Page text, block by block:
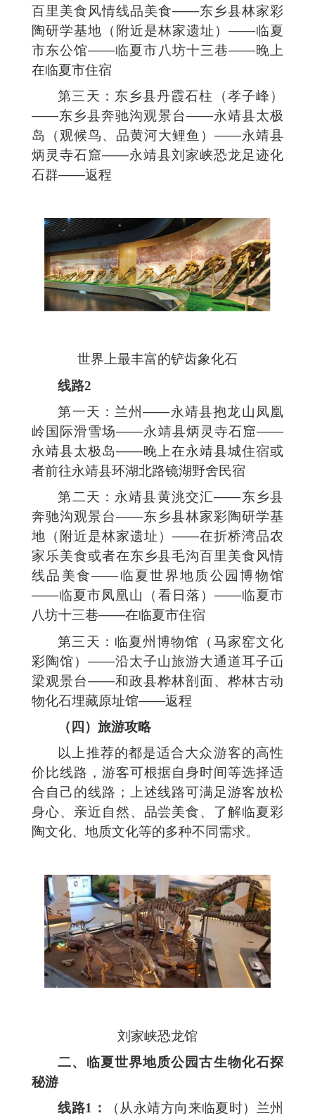
百里美食风情线品美食——东乡县林家彩
陶研学基地（附近是林家遗址）——临夏
市东公馆——临夏市八坊十三巷——晚上
在临夏市住宿
第三天：东乡县丹霞石柱（孝子峰）
——东乡县奔驰沟观景台——永靖县太极
岛（观候鸟、品黄河大鲤鱼）——永靖县
炳灵寺石窟——永靖县刘家峡恐龙足迹化
石群——返程
世界上最丰富的铲齿象化石
线路2
第一天：兰州——永靖县抱龙山凤凰
岭国际滑雪场——永靖县炳灵寺石窟——
永靖县太极岛——晚上在永靖县城住宿或
者前往永靖县环湖北路镜湖野舍民宿
第二天：永靖县黄洮交汇——东乡县
奔驰沟观景台——东乡县林家彩陶研学基
地（附近是林家遗址）——在折桥湾品农
家乐美食或者在东乡县毛沟百里美食风情
线品美食——临夏世界地质公园博物馆
——临夏市凤凰山（看日落）——临夏市
八坊十三巷——在临夏市住宿
第三天：临夏州博物馆（马家窑文化
彩陶馆）——沿太子山旅游大通道耳子屲
梁观景台——和政县桦林剖面、桦林古动
物化石埋藏原址馆——返程
（四）旅游攻略
以上推荐的都是适合大众游客的高性
价比线路，游客可根据自身时间等选择适
合自己的线路；上述线路可满足游客放松
身心、亲近自然、品尝美食、了解临夏彩
陶文化、地质文化等的多种不同需求。
刘家峡恐龙馆
二、临夏世界地质公园古生物化石探
秘游
线路1：
（从永靖方向来临夏时）兰州